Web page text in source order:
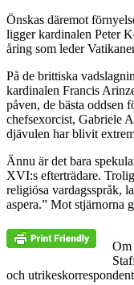
Önskas däremot
ligger kardinalen Peter
åring som leder
På de brittiska
kardinalen Francis
påven, de bästa oddsen
chefsexorcist, Gabriele
djävulen har blivit
Ännu är det bara
XVI:s efterträdare.
religiösa vardagsspråk,
aspera.” Mot stjärnorna
Om
och